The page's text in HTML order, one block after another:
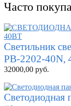
Часто
Светильник
PB-2202-40N,
32000,00 руб.
Светодиодная